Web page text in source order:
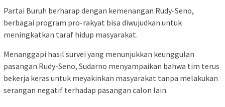
Partai Buruh berharap dengan kemenangan Rudy-Seno,
berbagai program pro-rakyat bisa diwujudkan untuk
meningkatkan taraf hidup masyarakat.
Menanggapi hasil survei yang menunjukkan keunggulan
pasangan Rudy-Seno, Sudarno menyampaikan bahwa tim terus
bekerja keras untuk meyakinkan masyarakat tanpa melakukan
serangan negatif terhadap pasangan calon lain.